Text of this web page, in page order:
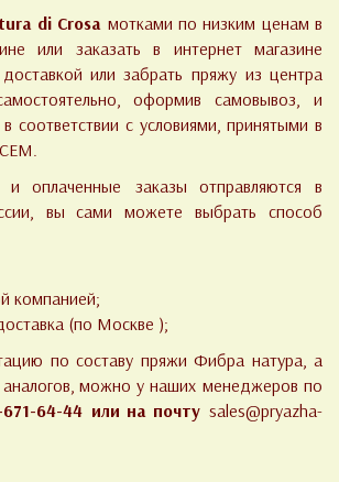
di Crosa мотками по низким ценам в
или заказать в интернет магазине
или забрать пряжу из центра
оформив самовывоз, и
соответствии с условиями, принятыми в
оплаченные заказы отправляются в
вы сами можете выбрать способ
компанией;
(по Москве );
по составу пряжи Фибра натура, а
можно у наших менеджеров по
671-64-44 или на почту sales@pryazha-